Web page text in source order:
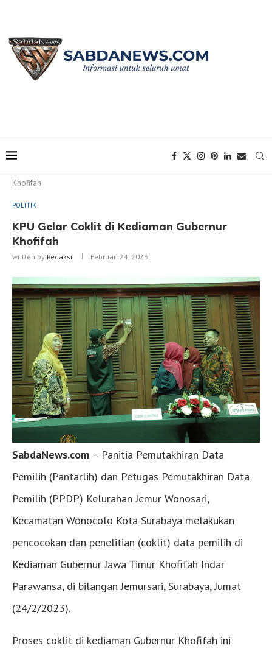
Khofifah
POLITIK
KPU Gelar Coklit di Kediaman Gubernur
Khofifah
written by Redaksi Februari 24, 2023
SabdaNews.com – Panitia Pemutakhiran Data
Pemilih (Pantarlih) dan Petugas Pemutakhiran Data
Pemilih (PPDP) Kelurahan Jemur Wonosari,
Kecamatan Wonocolo Kota Surabaya melakukan
pencocokan dan penelitian (coklit) data pemilih di
Kediaman Gubernur Jawa Timur Khofifah Indar
Parawansa, di bilangan Jemursari, Surabaya, Jumat
(24/2/2023).
Proses coklit di kediaman Gubernur Khofifah ini